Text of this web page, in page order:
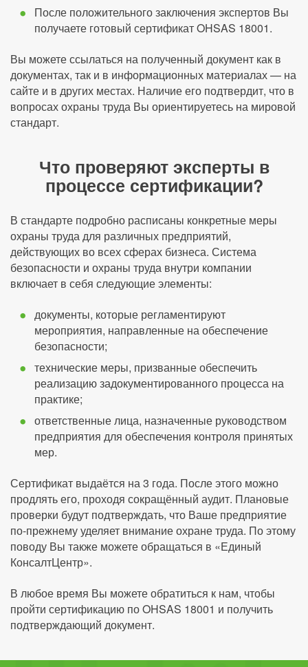
После положительного заключения экспертов Вы
получаете готовый сертификат OHSAS 18001.
Вы можете ссылаться на полученный документ как в
документах, так и в информационных материалах — на
сайте и в других местах. Наличие его подтвердит, что в
вопросах охраны труда Вы ориентируетесь на мировой
стандарт.
Что проверяют эксперты в
процессе сертификации?
В стандарте подробно расписаны конкретные меры
охраны труда для различных предприятий,
действующих во всех сферах бизнеса. Система
безопасности и охраны труда внутри компании
включает в себя следующие элементы:
документы, которые регламентируют
мероприятия, направленные на обеспечение
безопасности;
технические меры, призванные обеспечить
реализацию задокументированного процесса на
практике;
ответственные лица, назначенные руководством
предприятия для обеспечения контроля принятых
мер.
Сертификат выдаётся на 3 года. После этого можно
продлять его, проходя сокращённый аудит. Плановые
проверки будут подтверждать, что Ваше предприятие
по-прежнему уделяет внимание охране труда. По этому
поводу Вы также можете обращаться в «Единый
КонсалтЦентр».
В любое время Вы можете обратиться к нам, чтобы
пройти сертификацию по OHSAS 18001 и получить
подтверждающий документ.